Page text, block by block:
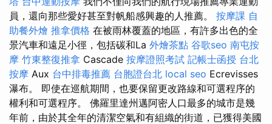
員，還向那些愛好甚至對帆船感興趣的人推薦。 按摩課 自
助餐外燴 推拿價格 在被雨林覆蓋的地區，有許多出色的全
景汽車和遠足小徑，包括碳和La 外燴茶點 谷歌seo 南屯按
摩 竹東整復推拿 Cascade 按摩證照考試 記帳士函授 台北
按摩 Aux 台中排毒推薦 台胞證台北 local seo Ecrevisses
瀑布。 即使在巡航期間，也要保留更改路線和可選程序的
權利和可選程序。 佛羅里達州邁阿密人口最多的城市是幾
年前，由於其全年的清潔空氣和有組織的街道，已獲得美國